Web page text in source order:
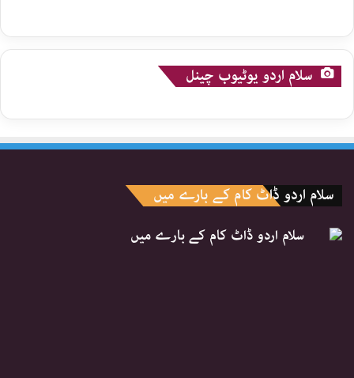
سلام اردو یوٹیوب چینل
سلام اردو ڈاٹ کام کے بارے میں